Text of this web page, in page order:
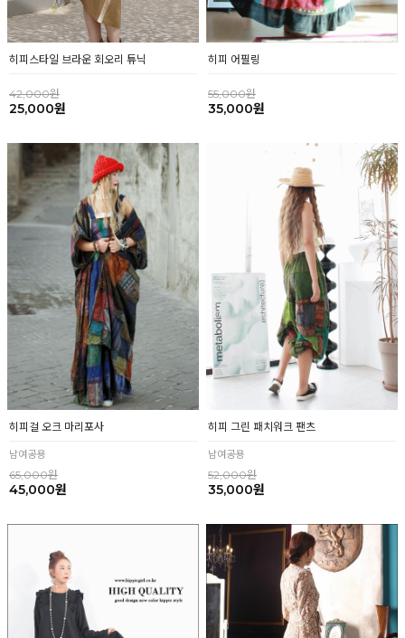
히피스타일 브라운 회오리 튜닉
42,000원
25,000원
히피 어필링
55,000원
35,000원
히피걸 오크 마리포사
남여공용
65,000원
45,000원
히피 그린 패치워크 팬츠
남여공용
52,000원
35,000원